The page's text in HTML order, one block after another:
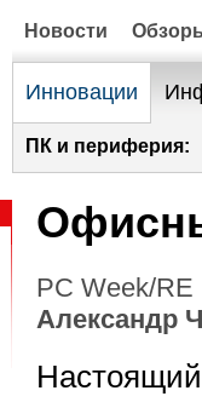
Новости
Инновации
ПК и периферия:
PC Week/RE
Александр